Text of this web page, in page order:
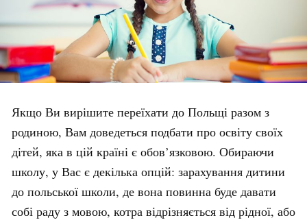
Якщо Ви вирішите переїхати до Польщі разом з
родиною, Вам доведеться подбати про освіту своїх
дітей, яка в цій країні є обов’язковою. Обираючи
школу, у Вас є декілька опцій: зарахування дитини
до польської школи, де вона повинна буде давати
собі раду з мовою, котра відрізняється від рідної, або